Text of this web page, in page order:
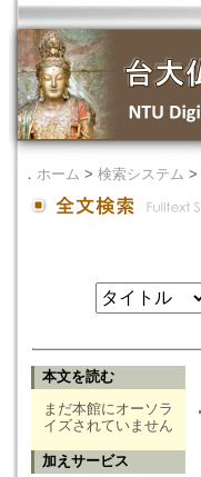
． ホーム > 検索システム >
本文を読む
まだ本館にオーソラ
イズされていません
加えサービス